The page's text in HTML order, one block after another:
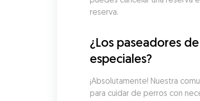
reserva.
¿Los paseadores
especiales?
¡Absolutamente! Nuestra
para cuidar de perros con